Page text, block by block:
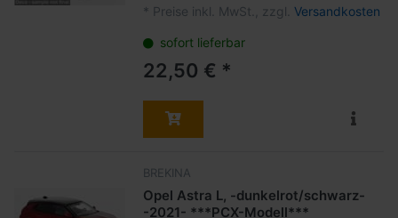
* Preise inkl. MwSt., zzgl. Versandkosten
sofort lieferbar
22,50 € *
BREKINA
Opel Astra L, -dunkelrot/schwarz-
-2021- ***PCX-Modell***